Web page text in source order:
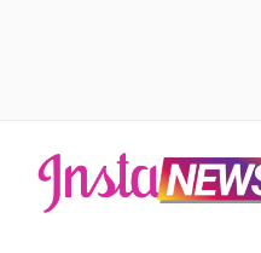
contenuto